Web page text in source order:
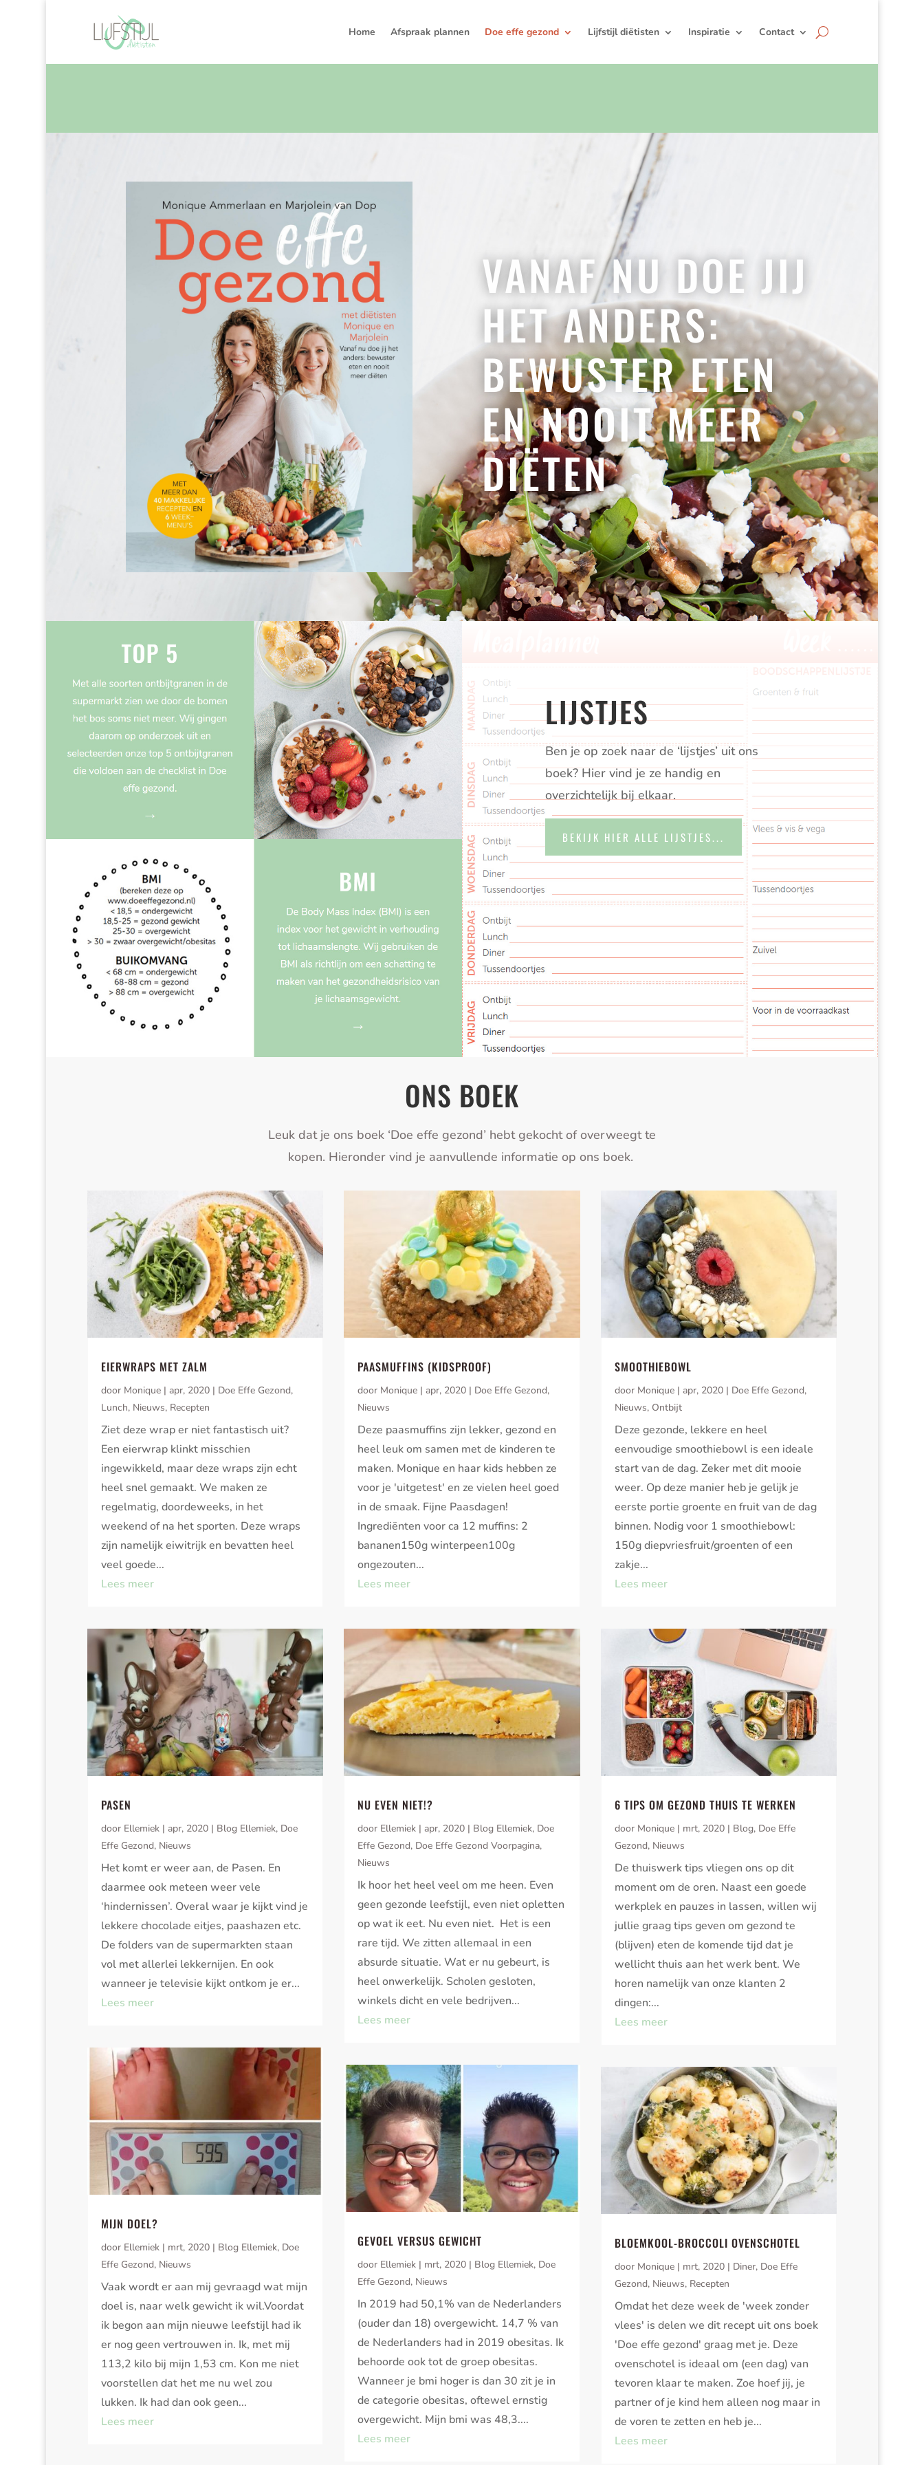
Home Afspraak plannen Doe effe gezond Lijfstijl diëtisten Inspiratie Contact
VANAF NU DOE JIJ
HET ANDERS:
BEWUSTER ETEN
EN NOOIT MEER
DIËTEN
LIJSTJES
Ben je op zoek naar de ‘lijstjes’ uit ons
boek? Hier vind je ze handig en
overzichtelijk bij elkaar.
BEKIJK HIER ALLE LIJSTJES...
ONS BOEK
Leuk dat je ons boek ‘Doe effe gezond’ hebt gekocht of overweegt te
kopen. Hieronder vind je aanvullende informatie op ons boek.
EIERWRAPS MET ZALM
door Monique| apr, 2020| Doe Effe Gezond,
Lunch, Nieuws, Recepten
Ziet deze wrap er niet fantastisch uit?
Een eierwrap klinkt misschien
ingewikkeld, maar deze wraps zijn echt
heel snel gemaakt. We maken ze
regelmatig, doordeweeks, in het
weekend of na het sporten. Deze wraps
zijn namelijk eiwitrijk en bevatten heel
veel goede...
Lees meer
PASEN
door Ellemiek| apr, 2020| Blog Ellemiek, Doe
Effe Gezond, Nieuws
Het komt er weer aan, de Pasen. En
daarmee ook meteen weer vele
‘hindernissen’. Overal waar je kijkt vind je
lekkere chocolade eitjes, paashazen etc.
De folders van de supermarkten staan
vol met allerlei lekkernijen. En ook
wanneer je televisie kijkt ontkom je er...
Lees meer
MIJN DOEL?
door Ellemiek| mrt, 2020| Blog Ellemiek, Doe
Effe Gezond, Nieuws
Vaak wordt er aan mij gevraagd wat mijn
doel is, naar welk gewicht ik wil.Voordat
ik begon aan mijn nieuwe leefstijl had ik
er nog geen vertrouwen in. Ik, met mij
113,2 kilo bij mijn 1,53 cm. Kon me niet
voorstellen dat het me nu wel zou
lukken. Ik had dan ook geen...
Lees meer
PAASMUFFINS (KIDSPROOF)
door Monique |apr, 2020 | Doe Effe Gezond,
Nieuws
Deze paasmuffins zijn lekker, gezond en
heel leuk om samen met de kinderen te
maken. Monique en haar kids hebben ze
voor je 'uitgetest' en ze vielen heel goed
in de smaak. Fijne Paasdagen!
Ingrediënten voor ca 12 muffins: 2
bananen150g winterpeen100g
ongezouten...
Lees meer
NU EVEN NIET!?
door Ellemiek |apr, 2020 | Blog Ellemiek, Doe
Effe Gezond, Doe Effe Gezond Voorpagina,
Nieuws
Ik hoor het heel veel om me heen. Even
geen gezonde leefstijl, even niet opletten
op wat ik eet. Nu even niet. Het is een
rare tijd. We zitten allemaal in een
absurde situatie. Wat er nu gebeurt, is
heel onwerkelijk. Scholen gesloten,
winkels dicht en vele bedrijven...
Lees meer
GEVOEL VERSUS GEWICHT
door Ellemiek | mrt, 2020 | Blog Ellemiek, Doe
Effe Gezond, Nieuws
In 2019 had 50,1% van de Nederlanders
(ouder dan 18) overgewicht. 14,7 % van
de Nederlanders had in 2019 obesitas. Ik
behoorde ook tot de groep obesitas.
Wanneer je bmi hoger is dan 30 zit je in
de categorie obesitas, oftewel ernstig
overgewicht. Mijn bmi was 48,3....
Lees meer
SMOOTHIEBOWL
door Monique |apr, 2020 | Doe Effe Gezond,
Nieuws, Ontbijt
Deze gezonde, lekkere en heel
eenvoudige smoothiebowl is een ideale
start van de dag. Zeker met dit mooie
weer. Op deze manier heb je gelijk je
eerste portie groente en fruit van de dag
binnen. Nodig voor 1 smoothiebowl:
150g diepvriesfruit/groenten of een
zakje...
Lees meer
6 TIPS OM GEZOND THUIS TE WERKEN
door Monique | mrt, 2020 | Blog, Doe Effe
Gezond, Nieuws
De thuiswerk tips vliegen ons op dit
moment om de oren. Naast een goede
werkplek en pauzes in lassen, willen wij
jullie graag tips geven om gezond te
(blijven) eten de komende tijd dat je
wellicht thuis aan het werk bent. We
horen namelijk van onze klanten 2
dingen:...
Lees meer
BLOEMKOOL-BROCCOLI OVENSCHOTEL
door Monique | mrt, 2020 | Diner, Doe Effe
Gezond, Nieuws, Recepten
Omdat het deze week de 'week zonder
vlees' is delen we dit recept uit ons boek
'Doe effe gezond' graag met je. Deze
ovenschotel is ideaal om (een dag) van
tevoren klaar te maken. Zoe hoef jij, je
partner of je kind hem alleen nog maar in
de voren te zetten en heb je...
Lees meer